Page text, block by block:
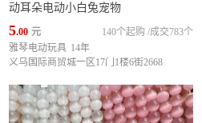
动耳朵电动小白兔宠物
5.00 元 成交783个
140个起购 /
雅琴电动玩具 14年
义乌国际商贸城一区17门1楼6街2668